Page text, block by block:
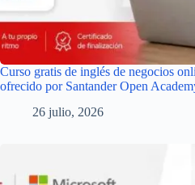
Curso gratis de inglés de negocios
ofrecido por Santander Open
26 julio, 2026